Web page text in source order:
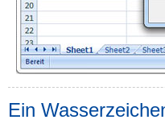
Ein